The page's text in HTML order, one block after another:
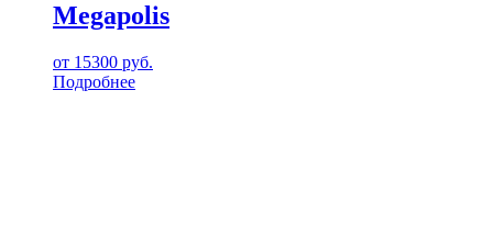
Megapolis
от 15300 руб.
Подробнее